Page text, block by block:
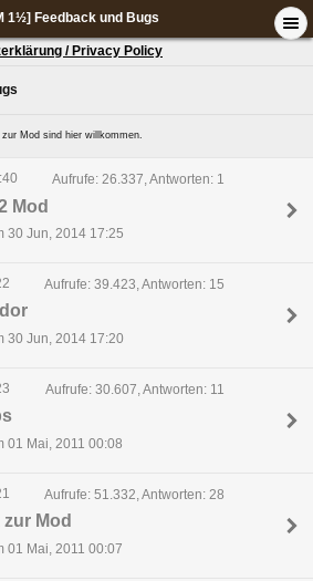
1½] Feedback und Bugs
/ Privacy Policy
Mod sind hier willkommen.
Aufrufe: 26.337, Antworten: 1
Mod
30 Jun, 2014 17:25
Aufrufe: 39.423, Antworten: 15
30 Jun, 2014 17:20
Aufrufe: 30.607, Antworten: 11
01 Mai, 2011 00:08
Aufrufe: 51.332, Antworten: 28
Mod
01 Mai, 2011 00:07